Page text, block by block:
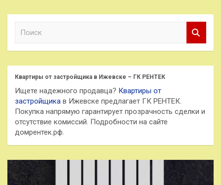
к
Квартиры от застройщика в Ижевске – ГК РЕНТЕК
Ищете надежного продавца? Квартиры от
застройщика в Ижевске предлагает ГК РЕНТЕК.
Покупка напрямую гарантирует прозрачность сделки и
отсутствие комиссий. Подробности на сайте
домрентек.рф.